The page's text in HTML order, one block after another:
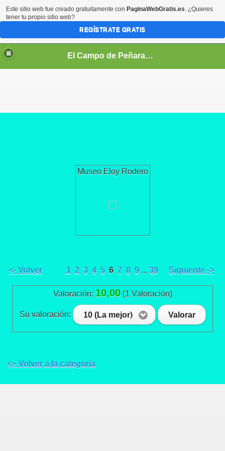
El Campo de Peñaranda (Salamanca)
Museo Eloy Rodero
<- Volver 1 2 3 4 5 6 7 8 9 ... 39 Siguiente ->
Valoración: 10,00(1 Valoración)
Su valoración: 10 (La mejor) Valorar
<= Volver a la categoría
Este sitio web fue creado gratuitamente con PaginaWebGratis.es. ¿Quieres
tener tu propio sitio web?
REGÍSTRATE GRATIS